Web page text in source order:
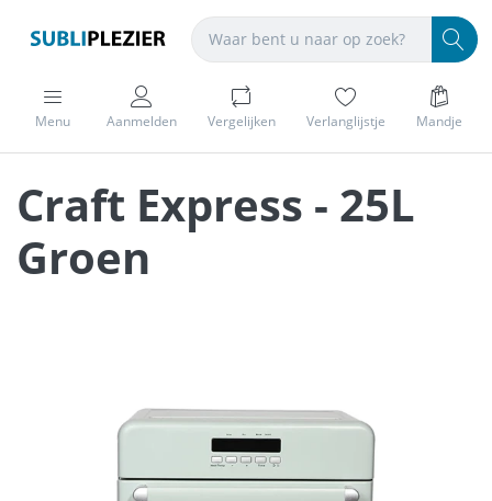
Menu Aanmelden Vergelijken Verlanglijstje Mandje
Craft Express - 25L
Groen